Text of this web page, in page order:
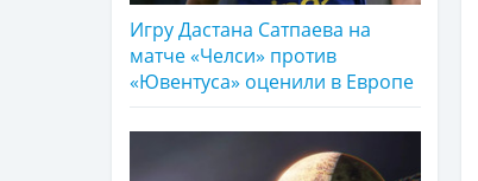
Игру Дастана Сатпаева на
матче «Челси» против
«Ювентуса» оценили в Европе